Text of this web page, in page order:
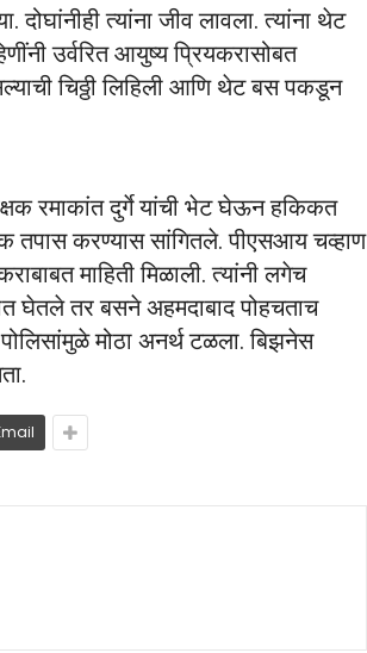
त्यांना जीव लावला. त्यांना थेट
उर्वरित आयुष्य प्रियकरासोबत
चिठ्ठी लिहिली आणि थेट बस पकडून
रमाकांत दुर्गे यांची भेट घेऊन हकिकत
तपास करण्यास सांगितले. पीएसआय चव्हाण
माहिती मिळाली. त्यांनी लगेच
घेतले तर बसने अहमदाबाद पोहचताच
मोठा अनर्थ टळला. बिझनेस